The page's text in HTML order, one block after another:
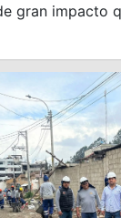
gran impacto